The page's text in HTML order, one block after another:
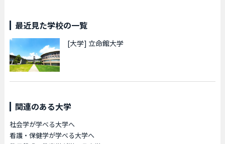
最近見た学校の一覧
[大学] 立命館大学
関連のある大学
社会学が学べる大学へ
看護・保健学が学べる大学へ